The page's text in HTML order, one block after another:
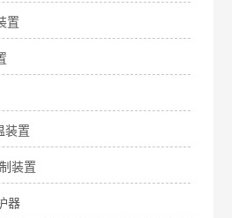
置
装置
装置
器